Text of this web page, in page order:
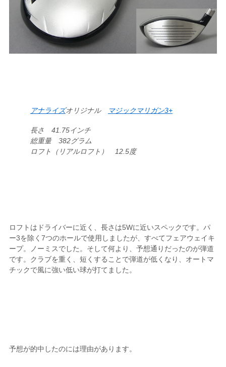
アナライズオリジナル マジックマリガン3+
長さ 41.75インチ
総重量 382グラム
ロフト（リアルロフト） 12.5度
ロフトはドライバーに近く、長さは5Wに近いスペックです。パ
ー3を除く7つのホールで使用しましたが、すべてフェアウェイキ
ープ。ノーミスでした。そして何より、予想通りだったのが弾道
です。クラブを重く、短くすることで弾道が低くなり、オートマ
チックで風に強い低い球が打てました。
予想が的中したのには理由があります。